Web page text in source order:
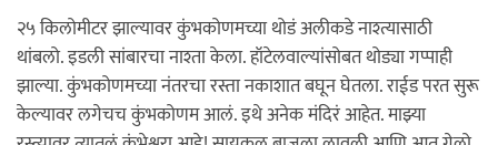
२५ किलोमीटर झाल्यावर कुंभकोणमच्या थोडं अलीकडे नाश्त्यासाठी
थांबलो. इडली सांबारचा नाश्ता केला. हॉटेलवाल्यांसोबत थोड्या गप्पाही
झाल्या. कुंभकोणमच्या नंतरचा रस्ता नकाशात बघून घेतला. राईड परत सुरू
केल्यावर लगेचच कुंभकोणम आलं. इथे अनेक मंदिरं आहेत. माझ्या